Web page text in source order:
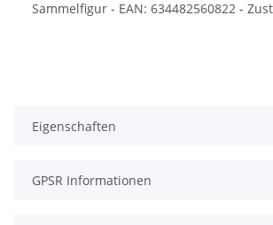
Sammelfigur - EAN: 634482560822 -
Eigenschaften
GPSR Informationen